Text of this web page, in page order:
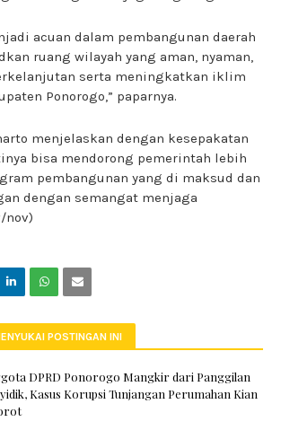
acuan dalam pembangunan daerah
ruang wilayah yang aman, nyaman,
serta meningkatkan iklim
Ponorogo,” paparnya.
menjelaskan dengan kesepakatan
bisa mendorong pemerintah lebih
pembangunan yang di maksud dan
dengan semangat menjaga
nov)
POSTINGAN INI
DPRD Ponorogo Mangkir dari Panggilan
Kasus Korupsi Tunjangan Perumahan Kian